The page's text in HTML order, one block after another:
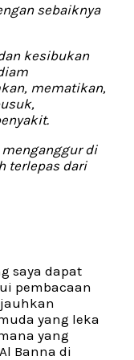
sebaiknya
kesibukan
mematikan,
menganggur di
terlepas dari
saya dapat
pembacaan
yang leka
yang
Banna di